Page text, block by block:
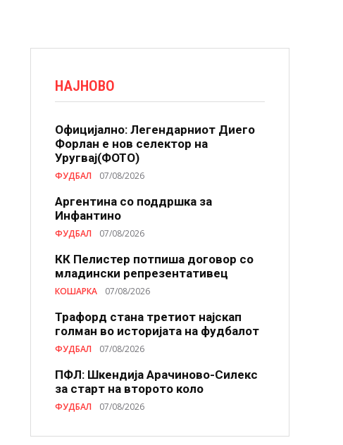
НАЈНОВО
Официјално: Легендарниот Диего
Форлан е нов селектор на
Уругвај(ФОТО)
ФУДБАЛ 07/08/2026
Аргентина со поддршка за
Инфантино
ФУДБАЛ 07/08/2026
КК Пелистер потпиша договор со
младински репрезентативец
КОШАРКА 07/08/2026
Трафорд стана третиот најскап
голман во историјата на фудбалот
ФУДБАЛ 07/08/2026
ПФЛ: Шкендија Арачиново-Силекс
за старт на второто коло
ФУДБАЛ 07/08/2026